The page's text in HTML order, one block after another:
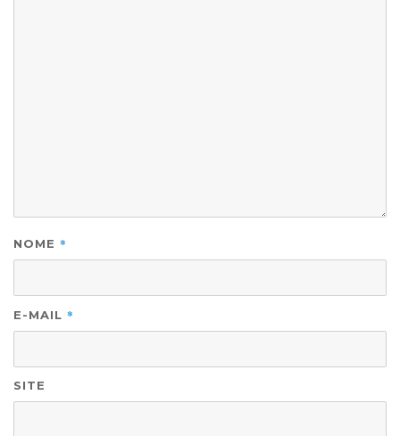
NOME *
E-MAIL *
SITE